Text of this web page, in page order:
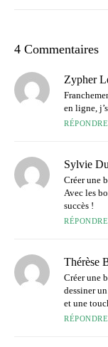
4 Commentaires
Zypher
en ligne,
RÉPONDRE
Sylvie
Créer une
Avec les
succès !
RÉPONDRE
Thérèse
Créer une
dessiner
et une
RÉPONDRE